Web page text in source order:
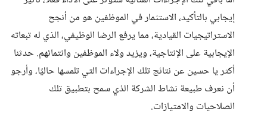
إيجابي بالتأكيد، الاستثمار في الموظفين هو من أنجح
الاستراتيجيات القيادية، مما يرفع الرضا الوظيفي، الذي له تبعاته
الإيجابية على الإنتاجية، ويزيد ولاء الموظفين وانتمائهم. حدثنا
أكثر يا حسين عن نتائج تلك الإجراءات التي تلمسها حاليًا، وأرجو
أن نعرف طبيعة نشاط الشركة الذي سمح بتطبيق تلك
الصلاحيات والامتيازات.